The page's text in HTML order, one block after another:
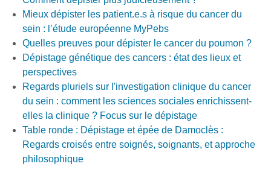
Mieux dépister les patient.e.s à risque du cancer du
sein : l’étude européenne MyPebs
Quelles preuves pour dépister le cancer du poumon ?
Dépistage génétique des cancers : état des lieux et
perspectives
Regards pluriels sur l'investigation clinique du cancer
du sein : comment les sciences sociales enrichissent-
elles la clinique ? Focus sur le dépistage
Table ronde : Dépistage et épée de Damoclès :
Regards croisés entre soignés, soignants, et approche
philosophique